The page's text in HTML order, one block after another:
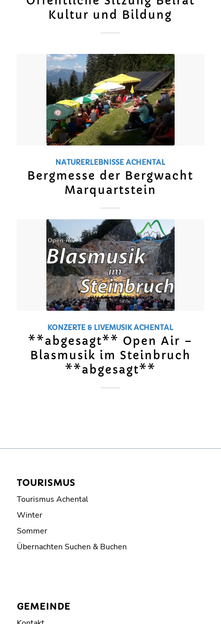
Kultur und Bildung
NATURERLEBNISSE ACHENTAL
Bergmesse der Bergwacht
Marquartstein
KONZERTE & LIVEMUSIK ACHENTAL
**abgesagt** Open Air –
Blasmusik im Steinbruch
**abgesagt**
TOURISMUS
Tourismus Achental
Winter
Sommer
Übernachten Suchen & Buchen
GEMEINDE